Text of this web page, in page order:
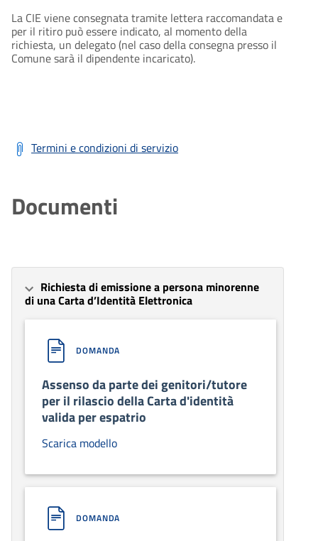
La CIE viene consegnata tramite lettera raccomandata e
per il ritiro può essere indicato, al momento della
richiesta, un delegato (nel caso della consegna presso il
Comune sarà il dipendente incaricato).
Termini e condizioni di servizio
Documenti
Richiesta di emissione a persona minorenne
di una Carta d’Identità Elettronica
DOMANDA
Assenso da parte dei genitori/tutore
per il rilascio della Carta d'identità
valida per espatrio
Scarica modello
DOMANDA